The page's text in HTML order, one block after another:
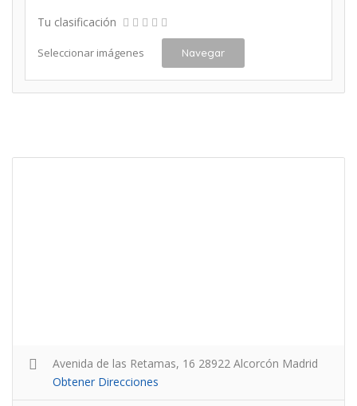
Tu clasificación
Seleccionar imágenes Navegar
Avenida de las Retamas, 16 28922 Alcorcón Madrid
Obtener Direcciones